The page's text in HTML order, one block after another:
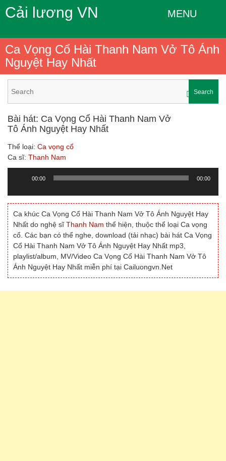
Cải lương VN MENU
Ca Vọng Cổ Hài Thanh Nam Vở Tô Ánh
Nguyệt Hay Nhất
Search
Bài hát: Ca Vọng Cổ Hài Thanh Nam Vở
Tô Ánh Nguyệt Hay Nhất
Thể loại: Ca vọng cổ
Ca sĩ: Thanh Nam
00:00 00:00
Ca khúc Ca Vọng Cổ Hài Thanh Nam Vở Tô Ánh Nguyệt Hay
Nhất do nghệ sĩThanh Nam thể hiện, thuộc thể loại Ca vọng
cổ. Các bạn có thể nghe, download (tải nhạc) bài hát Ca Vọng
Cổ Hài Thanh Nam Vở Tô Ánh Nguyệt Hay Nhất mp3,
playlist/album, MV/Video Ca Vọng Cổ Hài Thanh Nam Vở Tô
Ánh Nguyệt Hay Nhất miễn phí tại Cailuongvn.Net